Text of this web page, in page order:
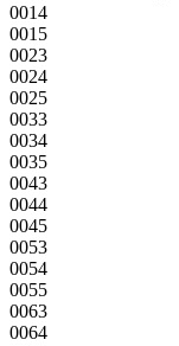
0014
0015
0023
0024
0025
0033
0034
0035
0043
0044
0045
0053
0054
0055
0063
0064